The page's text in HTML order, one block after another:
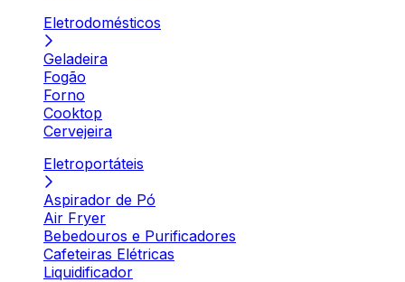
Eletrodomésticos
Geladeira
Fogão
Forno
Cooktop
Cervejeira
Eletroportáteis
Aspirador de Pó
Air Fryer
Bebedouros e Purificadores
Cafeteiras Elétricas
Liquidificador